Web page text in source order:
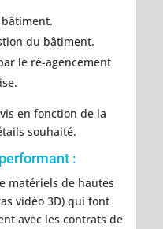
du bâtiment.
le ré-agencement
en fonction de la
souhaité.
:
matériels de hautes
vidéo 3D) qui font
avec les contrats de